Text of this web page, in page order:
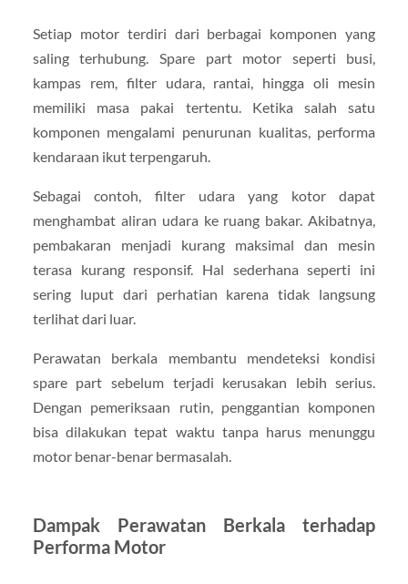
Setiap motor terdiri dari berbagai komponen yang
saling terhubung. Spare part motor seperti busi,
kampas rem, filter udara, rantai, hingga oli mesin
memiliki masa pakai tertentu. Ketika salah satu
komponen mengalami penurunan kualitas, performa
kendaraan ikut terpengaruh.
Sebagai contoh, filter udara yang kotor dapat
menghambat aliran udara ke ruang bakar. Akibatnya,
pembakaran menjadi kurang maksimal dan mesin
terasa kurang responsif. Hal sederhana seperti ini
sering luput dari perhatian karena tidak langsung
terlihat dari luar.
Perawatan berkala membantu mendeteksi kondisi
spare part sebelum terjadi kerusakan lebih serius.
Dengan pemeriksaan rutin, penggantian komponen
bisa dilakukan tepat waktu tanpa harus menunggu
motor benar-benar bermasalah.
Dampak Perawatan Berkala terhadap
Performa Motor